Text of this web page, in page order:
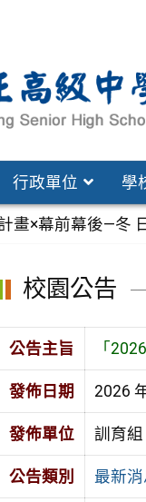
行政單位 學
畫×幕前幕後—冬
校園公告
公告主旨 「
發佈日期 2026
發佈單位 訓育組
公告類別 最新消